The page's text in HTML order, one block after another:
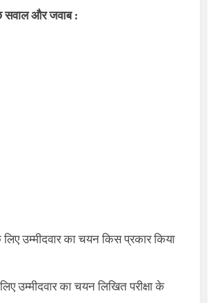
सवाल और जवाब :
उम्मीदवार का चयन किस प्रकार किया
उम्मीदवार का चयन लिखित परीक्षा के